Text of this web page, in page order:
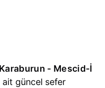
- Mescid-İ
ait güncel sefer